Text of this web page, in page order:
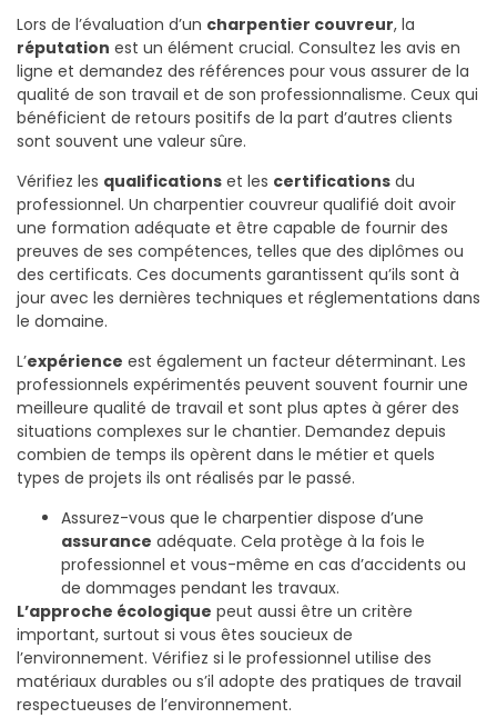
Lors de l’évaluation d’un charpentier couvreur, la
réputation est un élément crucial. Consultez les avis en
ligne et demandez des références pour vous assurer de la
qualité de son travail et de son professionnalisme. Ceux qui
bénéficient de retours positifs de la part d’autres clients
sont souvent une valeur sûre.
Vérifiez les qualifications et les certifications du
professionnel. Un charpentier couvreur qualifié doit avoir
une formation adéquate et être capable de fournir des
preuves de ses compétences, telles que des diplômes ou
des certificats. Ces documents garantissent qu’ils sont à
jour avec les dernières techniques et réglementations dans
le domaine.
L’expérience est également un facteur déterminant. Les
professionnels expérimentés peuvent souvent fournir une
meilleure qualité de travail et sont plus aptes à gérer des
situations complexes sur le chantier. Demandez depuis
combien de temps ils opèrent dans le métier et quels
types de projets ils ont réalisés par le passé.
Assurez-vous que le charpentier dispose d’une
assurance adéquate. Cela protège à la fois le
professionnel et vous-même en cas d’accidents ou
de dommages pendant les travaux.
L’approche écologique peut aussi être un critère
important, surtout si vous êtes soucieux de
l’environnement. Vérifiez si le professionnel utilise des
matériaux durables ou s’il adopte des pratiques de travail
respectueuses de l’environnement.